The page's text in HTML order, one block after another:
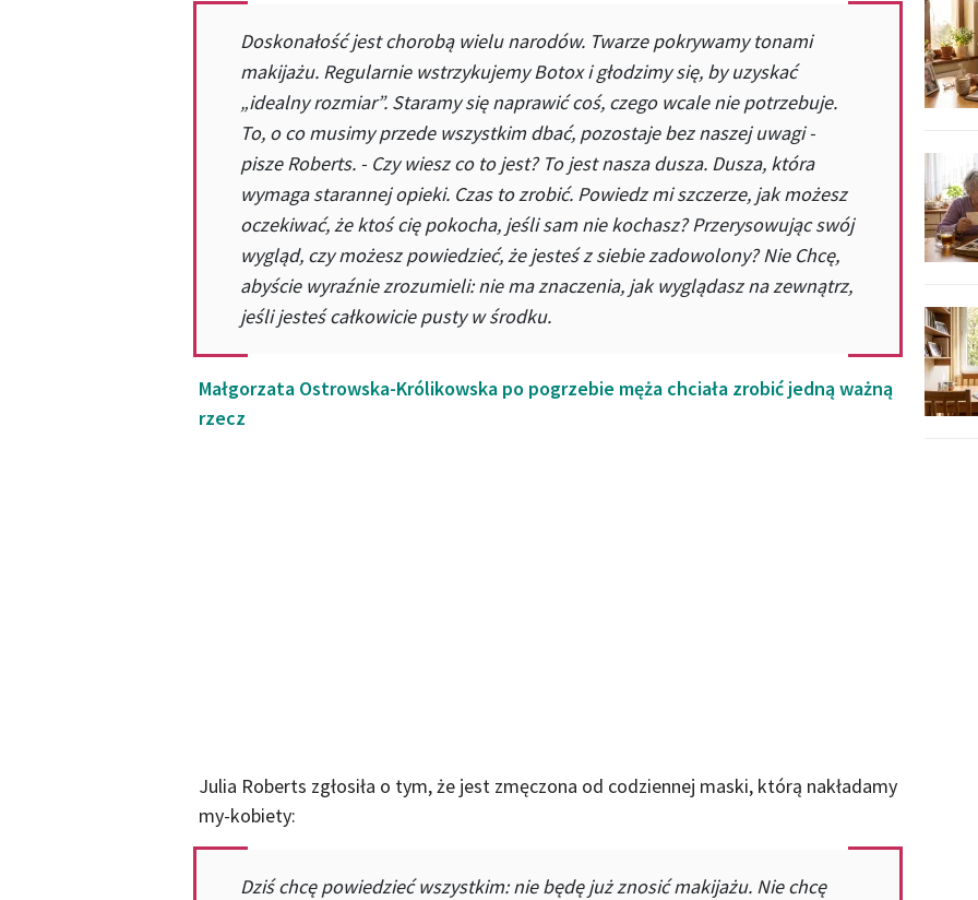
Doskonałość jest chorobą wielu narodów. Twarze pokrywamy tonami
makijażu. Regularnie wstrzykujemy Botox i głodzimy się, by uzyskać
„idealny rozmiar”. Staramy się naprawić coś, czego wcale nie potrzebuje.
To, o co musimy przede wszystkim dbać, pozostaje bez naszej uwagi -
pisze Roberts. - Czy wiesz co to jest? To jest nasza dusza. Dusza, która
wymaga starannej opieki. Czas to zrobić. Powiedz mi szczerze, jak możesz
oczekiwać, że ktoś cię pokocha, jeśli sam nie kochasz? Przerysowując swój
wygląd, czy możesz powiedzieć, że jesteś z siebie zadowolony? Nie Chcę,
abyście wyraźnie zrozumieli: nie ma znaczenia, jak wyglądasz na zewnątrz,
jeśli jesteś całkowicie pusty w środku.
Małgorzata Ostrowska-Królikowska po pogrzebie męża chciała zrobić jedną ważną
rzecz
Julia Roberts zgłosiła o tym, że jest zmęczona od codziennej maski, którą nakładamy
my-kobiety:
Dziś chcę powiedzieć wszystkim: nie będę już znosić makijażu. Nie chcę